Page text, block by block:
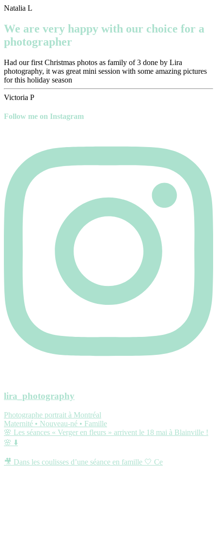
Natalia L
We are very happy with our choice for a
photographer
Had our first Christmas photos as family of 3 done by Lira
photography, it was great mini session with some amazing pictures
for this holiday season
Victoria P
Follow me on Instagram
lira_photography
Photographe portrait à Montréal
Maternité • Nouveau-né • Famille
🌸 Les séances « Verger en fleurs » arrivent le 18 mai à Blainville !
🌸 ⬇️
🎥 Dans les coulisses d’une séance en famille 🤍 Ce